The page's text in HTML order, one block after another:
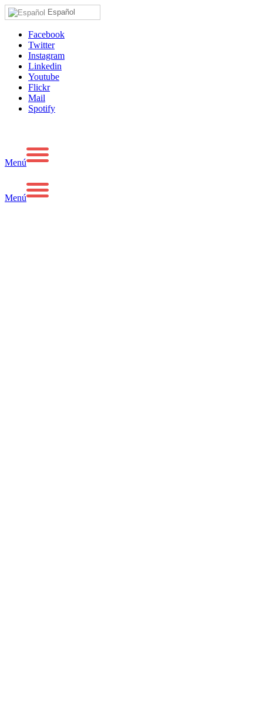
Español
Facebook
Twitter
Instagram
Linkedin
Youtube
Flickr
Mail
Spotify
Menú
Menú